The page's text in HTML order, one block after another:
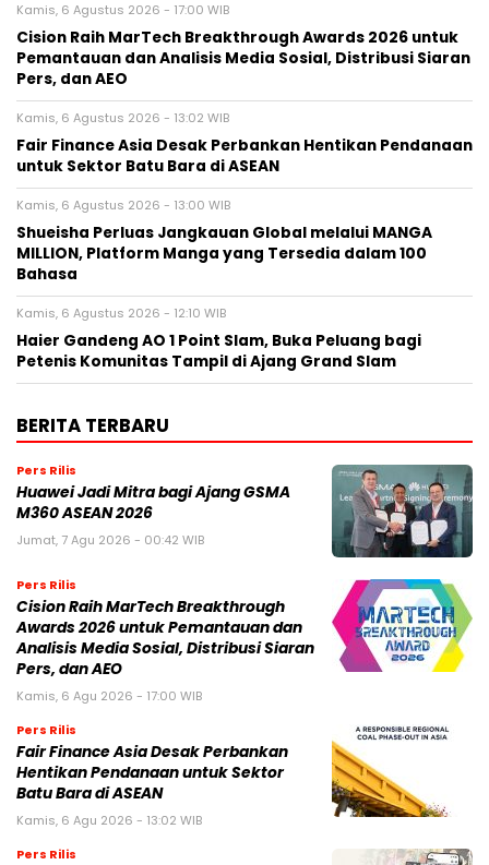
Kamis, 6 Agustus 2026 - 17:00 WIB
Cision Raih MarTech Breakthrough Awards 2026 untuk
Pemantauan dan Analisis Media Sosial, Distribusi Siaran
Pers, dan AEO
Kamis, 6 Agustus 2026 - 13:02 WIB
Fair Finance Asia Desak Perbankan Hentikan Pendanaan
untuk Sektor Batu Bara di ASEAN
Kamis, 6 Agustus 2026 - 13:00 WIB
Shueisha Perluas Jangkauan Global melalui MANGA
MILLION, Platform Manga yang Tersedia dalam 100
Bahasa
Kamis, 6 Agustus 2026 - 12:10 WIB
Haier Gandeng AO 1 Point Slam, Buka Peluang bagi
Petenis Komunitas Tampil di Ajang Grand Slam
BERITA TERBARU
Pers Rilis
Huawei Jadi Mitra bagi Ajang GSMA
M360 ASEAN 2026
Jumat, 7 Agu 2026 - 00:42 WIB
Pers Rilis
Cision Raih MarTech Breakthrough
Awards 2026 untuk Pemantauan dan
Analisis Media Sosial, Distribusi Siaran
Pers, dan AEO
Kamis, 6 Agu 2026 - 17:00 WIB
Pers Rilis
Fair Finance Asia Desak Perbankan
Hentikan Pendanaan untuk Sektor
Batu Bara di ASEAN
Kamis, 6 Agu 2026 - 13:02 WIB
Pers Rilis